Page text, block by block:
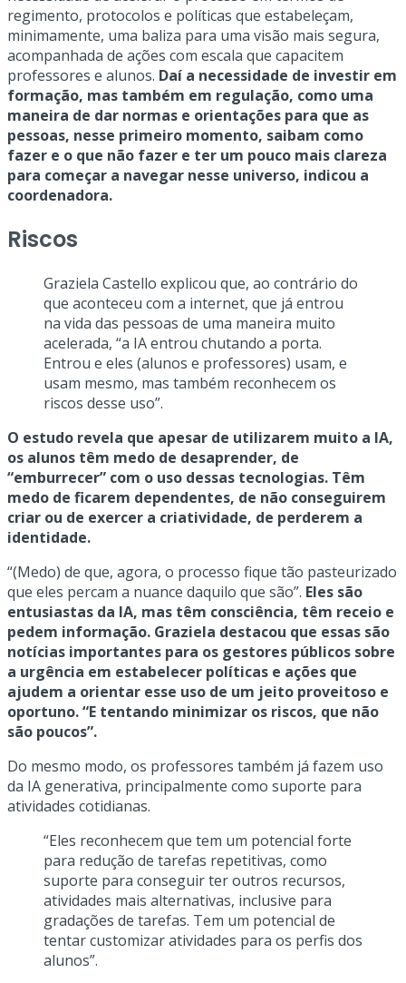
regimento, protocolos e políticas que estabeleçam,
minimamente, uma baliza para uma visão mais segura,
acompanhada de ações com escala que capacitem
professores e alunos. Daí a necessidade de investir em
formação, mas também em regulação, como uma
maneira de dar normas e orientações para que as
pessoas, nesse primeiro momento, saibam como
fazer e o que não fazer e ter um pouco mais clareza
para começar a navegar nesse universo, indicou a
coordenadora.
Riscos
Graziela Castello explicou que, ao contrário do
que aconteceu com a internet, que já entrou
na vida das pessoas de uma maneira muito
acelerada, “a IA entrou chutando a porta.
Entrou e eles (alunos e professores) usam, e
usam mesmo, mas também reconhecem os
riscos desse uso”.
O estudo revela que apesar de utilizarem muito a IA,
os alunos têm medo de desaprender, de
“emburrecer” com o uso dessas tecnologias. Têm
medo de ficarem dependentes, de não conseguirem
criar ou de exercer a criatividade, de perderem a
identidade.
“(Medo) de que, agora, o processo fique tão pasteurizado
que eles percam a nuance daquilo que são”. Eles são
entusiastas da IA, mas têm consciência, têm receio e
pedem informação. Graziela destacou que essas são
notícias importantes para os gestores públicos sobre
a urgência em estabelecer políticas e ações que
ajudem a orientar esse uso de um jeito proveitoso e
oportuno. “E tentando minimizar os riscos, que não
são poucos”.
Do mesmo modo, os professores também já fazem uso
da IA generativa, principalmente como suporte para
atividades cotidianas.
“Eles reconhecem que tem um potencial forte
para redução de tarefas repetitivas, como
suporte para conseguir ter outros recursos,
atividades mais alternativas, inclusive para
gradações de tarefas. Tem um potencial de
tentar customizar atividades para os perfis dos
alunos”.